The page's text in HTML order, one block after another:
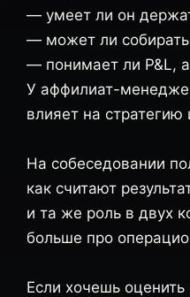
— умеет ли он
— может ли
— понимает ли P&L, а
У аффилиат-
влияет на
На собеседовании
как считают
и та же роль в двух
больше про
Если хочешь